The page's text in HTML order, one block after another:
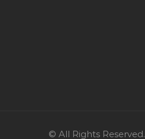
© All Rights Reserved.